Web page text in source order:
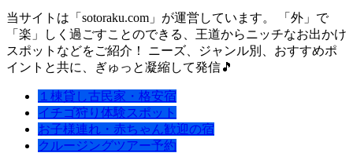
当サイトは「sotoraku.com」が運営しています。 「外」で
「楽」しく過ごすことのできる、王道からニッチなお出かけ
スポットなどをご紹介！ ニーズ、ジャンル別、おすすめポ
イントと共に、ぎゅっと凝縮して発信🎵
１棟貸し古民家・格安宿
イチゴ狩り体験スポット
お子様連れ・赤ちゃん歓迎の宿
クルージングツアー予約